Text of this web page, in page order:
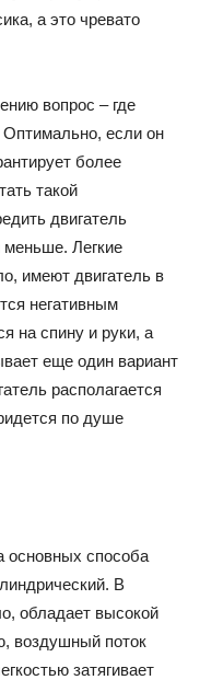
а это чревато
вопрос – где
Оптимально, если он
более
такой
двигатель
меньше. Легкие
имеют двигатель в
негативным
на спину и руки, а
еще один вариант
располагается
по душе
основных способа
В
обладает высокой
воздушный поток
затягивает